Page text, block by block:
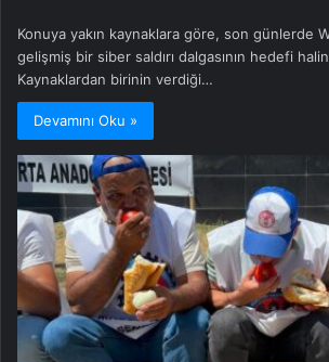
Konuya yakın kaynaklara göre, son günlerde
gelişmiş bir siber saldırı dalgasının hedefi
Kaynaklardan birinin verdiği…
Devamını Oku »